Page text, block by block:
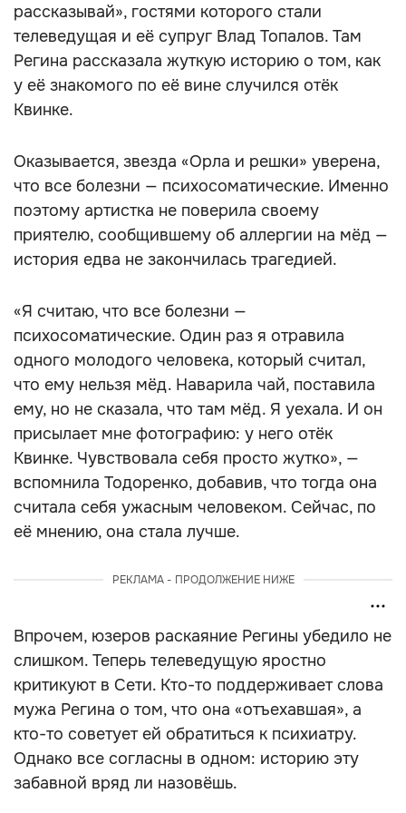
рассказывай», гостями которого стали
телеведущая и её супруг Влад Топалов. Там
Регина рассказала жуткую историю о том, как
у её знакомого по её вине случился отёк
Квинке.
Оказывается, звезда «Орла и решки» уверена,
что все болезни — психосоматические. Именно
поэтому артистка не поверила своему
приятелю, сообщившему об аллергии на мёд —
история едва не закончилась трагедией.
«Я считаю, что все болезни —
психосоматические. Один раз я отравила
одного молодого человека, который считал,
что ему нельзя мёд. Наварила чай, поставила
ему, но не сказала, что там мёд. Я уехала. И он
присылает мне фотографию: у него отёк
Квинке. Чувствовала себя просто жутко», —
вспомнила Тодоренко, добавив, что тогда она
считала себя ужасным человеком. Сейчас, по
её мнению, она стала лучше.
РЕКЛАМА - ПРОДОЛЖЕНИЕ НИЖЕ
Впрочем, юзеров раскаяние Регины убедило не
слишком. Теперь телеведущую яростно
критикуют в Сети. Кто-то поддерживает слова
мужа Регина о том, что она «отъехавшая», а
кто-то советует ей обратиться к психиатру.
Однако все согласны в одном: историю эту
забавной вряд ли назовёшь.